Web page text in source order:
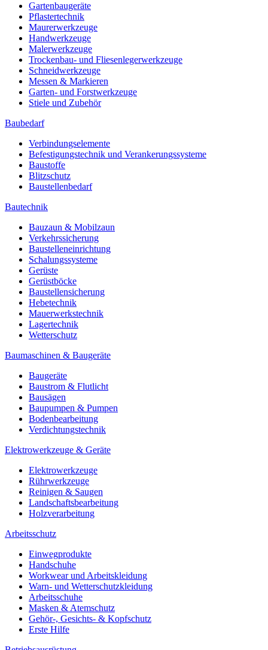
Gartenbaugeräte
Pflastertechnik
Maurerwerkzeuge
Handwerkzeuge
Malerwerkzeuge
Trockenbau- und Fliesenlegerwerkzeuge
Schneidwerkzeuge
Messen & Markieren
Garten- und Forstwerkzeuge
Stiele und Zubehör
Baubedarf
Verbindungselemente
Befestigungstechnik und Verankerungssysteme
Baustoffe
Blitzschutz
Baustellenbedarf
Bautechnik
Bauzaun & Mobilzaun
Verkehrssicherung
Baustelleneinrichtung
Schalungssysteme
Gerüste
Gerüstböcke
Baustellensicherung
Hebetechnik
Mauerwerkstechnik
Lagertechnik
Wetterschutz
Baumaschinen & Baugeräte
Baugeräte
Baustrom & Flutlicht
Bausägen
Baupumpen & Pumpen
Bodenbearbeitung
Verdichtungstechnik
Elektrowerkzeuge & Geräte
Elektrowerkzeuge
Rührwerkzeuge
Reinigen & Saugen
Landschaftsbearbeitung
Holzverarbeitung
Arbeitsschutz
Einwegprodukte
Handschuhe
Workwear und Arbeitskleidung
Warn- und Wetterschutzkleidung
Arbeitsschuhe
Masken & Atemschutz
Gehör-, Gesichts- & Kopfschutz
Erste Hilfe